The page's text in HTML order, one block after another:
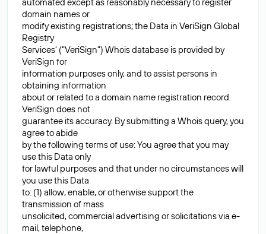
domain names or
modify existing registrations; the Data in VeriSign Global
Registry
Services' ("VeriSign") Whois database is provided by
VeriSign for
information purposes only, and to assist persons in
obtaining information
about or related to a domain name registration record.
VeriSign does not
guarantee its accuracy. By submitting a Whois query, you
agree to abide
by the following terms of use: You agree that you may
use this Data only
for lawful purposes and that under no circumstances will
you use this Data
to: (1) allow, enable, or otherwise support the
transmission of mass
unsolicited, commercial advertising or solicitations via e-
mail, telephone,